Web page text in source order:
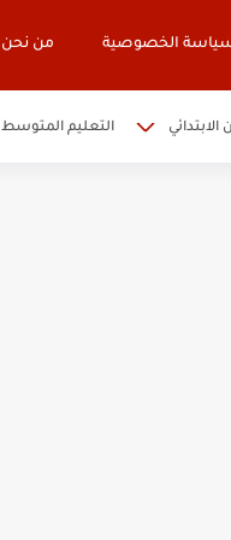
الخصوصية من نحن
التعليم المتوسط